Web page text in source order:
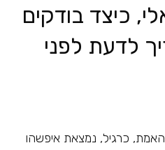
כיצד בודקים
לדעת לפני
כרגיל, נמצאת איפשהו